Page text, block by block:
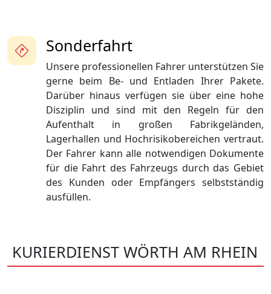
Sonderfahrt
Unsere professionellen Fahrer unterstützen Sie
gerne beim Be- und Entladen Ihrer Pakete.
Darüber hinaus verfügen sie über eine hohe
Disziplin und sind mit den Regeln für den
Aufenthalt in großen Fabrikgeländen,
Lagerhallen und Hochrisikobereichen vertraut.
Der Fahrer kann alle notwendigen Dokumente
für die Fahrt des Fahrzeugs durch das Gebiet
des Kunden oder Empfängers selbstständig
ausfüllen.
KURIERDIENST WÖRTH AM RHEIN